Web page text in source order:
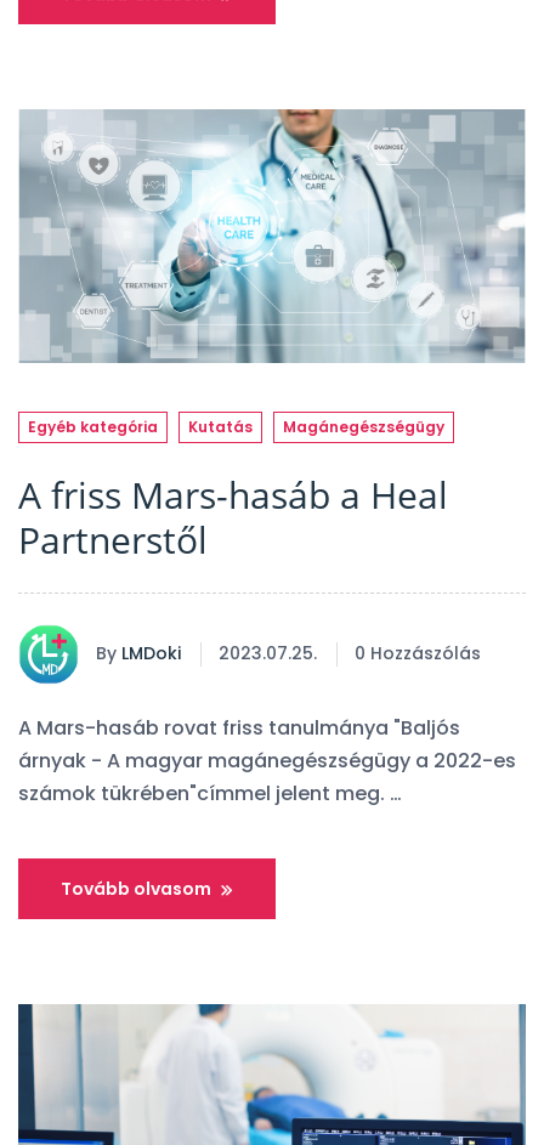
Egyéb kategória Kutatás Magánegészségügy
A friss Mars-hasáb a Heal
Partnerstől
By LMDoki 2023.07.25. 0 Hozzászólás
A Mars-hasáb rovat friss tanulmánya "Baljós
árnyak - A magyar magánegészségügy a 2022-es
számok tükrében"címmel jelent meg. …
Tovább olvasom